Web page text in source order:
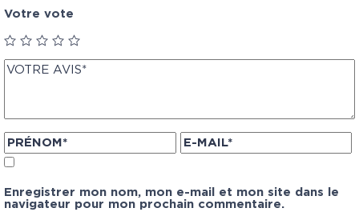
Votre vote
Enregistrer mon nom, mon e-mail et mon site dans le
navigateur pour mon prochain commentaire.